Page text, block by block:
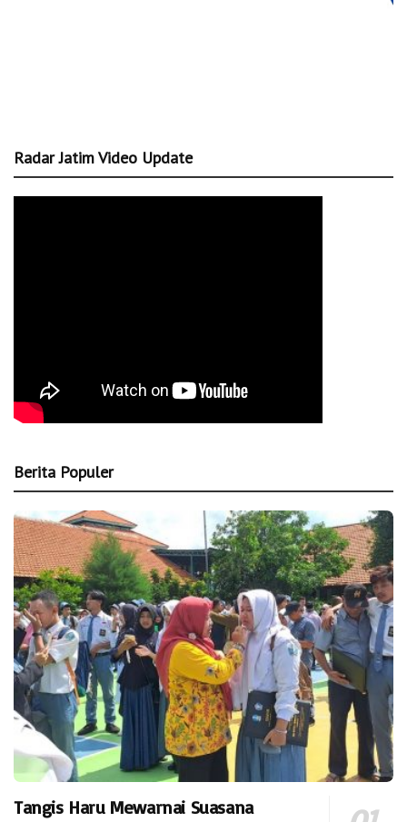
Radar Jatim Video Update
Berita Populer
Tangis Haru Mewarnai Suasana